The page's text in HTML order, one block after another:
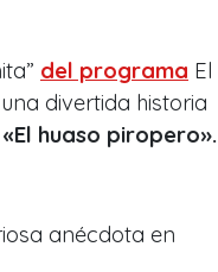
del programa El
divertida historia
«El huaso piropero».
anécdota en